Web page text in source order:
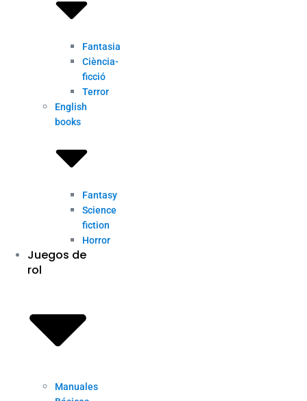
Fantasia
Ciència-
ficció
Terror
English
books
Fantasy
Science
fiction
Horror
Juegos de
rol
Manuales